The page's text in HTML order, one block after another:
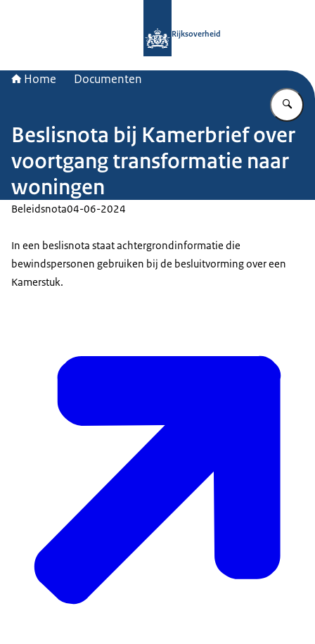
Rijksoverheid
Home Documenten
Beslisnota bij Kamerbrief over
voortgang transformatie naar
woningen
Beleidsnota04-06-2024
In een beslisnota staat achtergrondinformatie die
bewindspersonen gebruiken bij de besluitvorming over een
Kamerstuk.